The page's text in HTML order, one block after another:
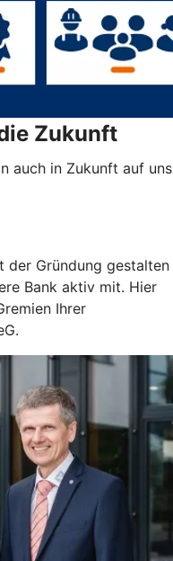
Zukunft
auch in Zukunft auf uns
der Gründung gestalten
Bank aktiv mit. Hier
Ihrer